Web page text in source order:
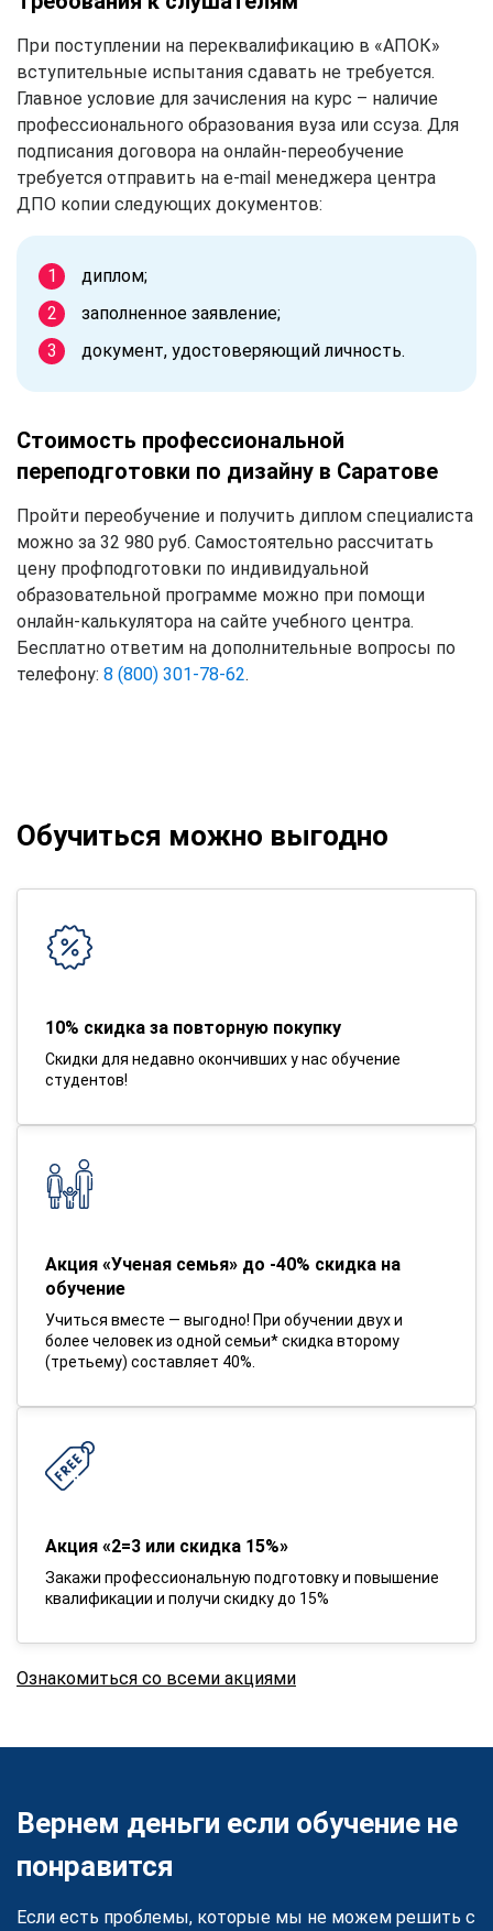
При поступлении на переквалификацию в «АПОК»
вступительные испытания сдавать не требуется.
Главное условие для зачисления на курс – наличие
профессионального образования вуза или ссуза. Для
подписания договора на онлайн-переобучение
требуется отправить на e-mail менеджера центра
ДПО копии следующих документов:
диплом;
заполненное заявление;
документ, удостоверяющий личность.
Стоимость профессиональной
переподготовки по дизайну в Саратове
Пройти переобучение и получить диплом специалиста
можно за 32 980 руб. Самостоятельно рассчитать
цену профподготовки по индивидуальной
образовательной программе можно при помощи
онлайн-калькулятора на сайте учебного центра.
Бесплатно ответим на дополнительные вопросы по
телефону: 8 (800) 301-78-62.
Обучиться можно выгодно
10% скидка за повторную покупку
Скидки для недавно окончивших у нас обучение
студентов!
Акция «Ученая семья» до -40% скидка на
обучение
Учиться вместе — выгодно! При обучении двух и
более человек из одной семьи* скидка второму
(третьему) составляет 40%.
Акция «2=3 или скидка 15%»
Закажи профессиональную подготовку и повышение
квалификации и получи скидку до 15%
Ознакомиться со всеми акциями
Вернем деньги если обучение не
понравится
Если есть проблемы, которые мы не можем решить с